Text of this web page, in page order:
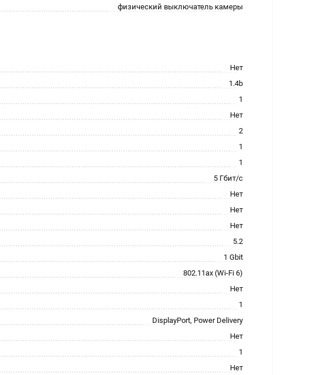
физический выключатель камеры
Нет
1.4b
1
Нет
2
1
1
5 Гбит/с
Нет
Нет
Нет
5.2
1 Gbit
802.11ax (Wi-Fi 6)
Нет
1
DisplayPort, Power Delivery
Нет
1
Нет